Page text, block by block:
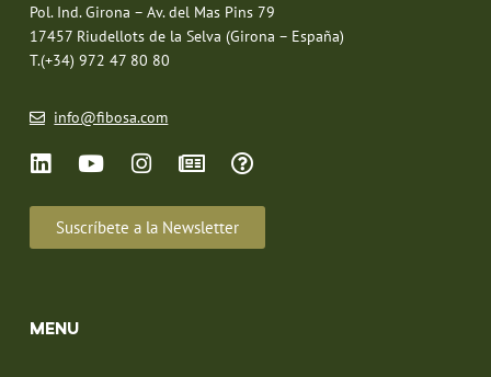
Pol. Ind. Girona – Av. del Mas Pins 79
17457 Riudellots de la Selva (Girona – España)
T.(+34) 972 47 80 80
info@fibosa.com
Suscríbete a la Newsletter
MENU